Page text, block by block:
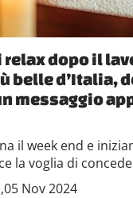
relax dopo il
belle d’Italia,
messaggio
il week end e
la voglia di
,05 Nov 2024